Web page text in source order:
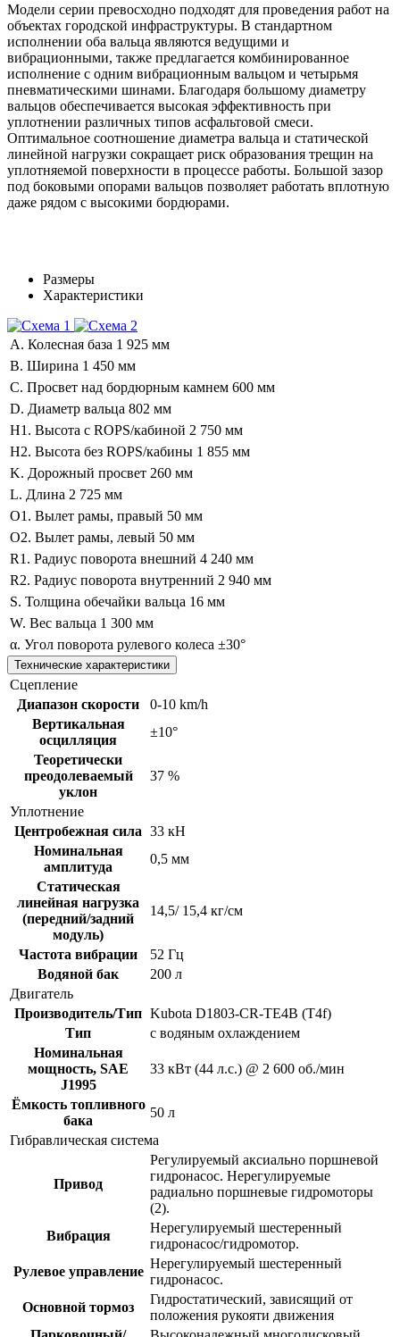
Модели серии превосходно подходят для проведения работ на
объектах городской инфраструктуры. В стандартном
исполнении оба вальца являются ведущими и
вибрационными, также предлагается комбинированное
исполнение с одним вибрационным вальцом и четырьмя
пневматическими шинами. Благодаря большому диаметру
вальцов обеспечивается высокая эффективность при
уплотнении различных типов асфальтовой смеси.
Оптимальное соотношение диаметра вальца и статической
линейной нагрузки сокращает риск образования трещин на
уплотняемой поверхности в процессе работы. Большой зазор
под боковыми опорами вальцов позволяет работать вплотную
даже рядом с высокими бордюрами.
Размеры
Характеристики
A. Колесная база 1 925 мм
B. Ширина 1 450 мм
C. Просвет над бордюрным камнем 600 мм
D. Диаметр вальца 802 мм
H1. Высота с ROPS/кабиной 2 750 мм
H2. Высота без ROPS/кабины 1 855 мм
K. Дорожный просвет 260 мм
L. Длина 2 725 мм
O1. Вылет рамы, правый 50 мм
O2. Вылет рамы, левый 50 мм
R1. Радиус поворота внешний 4 240 мм
R2. Радиус поворота внутренний 2 940 мм
S. Толщина обечайки вальца 16 мм
W. Вес вальца 1 300 мм
α. Угол поворота рулевого колеса ±30°
Технические характеристики
Сцепление
Диапазон скорости
0-10 km/h
Вертикальная
осцилляция
±10°
Теоретически
преодолеваемый
уклон
37 %
Уплотнение
Центробежная сила 33 кН
Номинальная
амплитуда
0,5 мм
Статическая
линейная нагрузка
(передний/задний
модуль)
14,5/ 15,4 кг/см
Частота вибрации
52 Гц
Водяной бак
200 л
Двигатель
Производитель/Тип Kubota D1803-CR-TE4B (T4f)
Тип
с водяным охлаждением
Номинальная
мощность, SAE
J1995
33 кВт (44 л.с.) @ 2 600 об./мин
Ёмкость топливного
бака
50 л
Гибравлическая система
Привод
Регулируемый аксиально поршневой
гидронасос. Нерегулируемые
радиально поршневые гидромоторы
(2).
Вибрация
Нерегулируемый шестеренный
гидронасос/гидромотор.
Рулевое управление
Нерегулируемый шестеренный
гидронасос.
Основной тормоз
Гидростатический, зависящий от
положения рукояти движения